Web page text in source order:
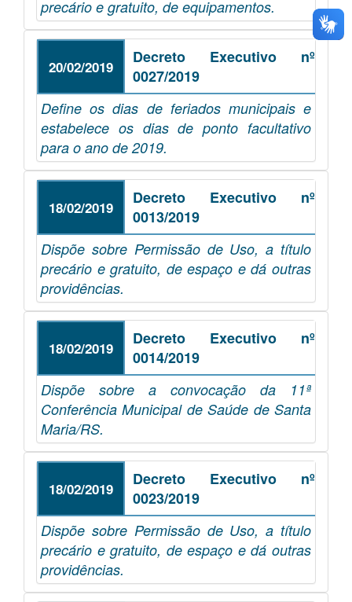
precário e gratuito, de equipamentos.
20/02/2019
Decreto Executivo nº
0027/2019
Define os dias de feriados municipais e
estabelece os dias de ponto facultativo
para o ano de 2019.
18/02/2019
Decreto Executivo nº
0013/2019
Dispõe sobre Permissão de Uso, a título
precário e gratuito, de espaço e dá outras
providências.
18/02/2019
Decreto Executivo nº
0014/2019
Dispõe sobre a convocação da 11ª
Conferência Municipal de Saúde de Santa
Maria/RS.
18/02/2019
Decreto Executivo nº
0023/2019
Dispõe sobre Permissão de Uso, a título
precário e gratuito, de espaço e dá outras
providências.